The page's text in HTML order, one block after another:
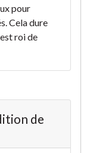
pour
Cela dure
roi de
de